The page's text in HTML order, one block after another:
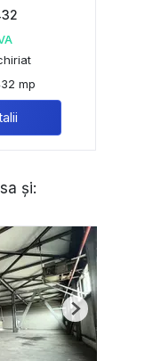
mp
și:
Next